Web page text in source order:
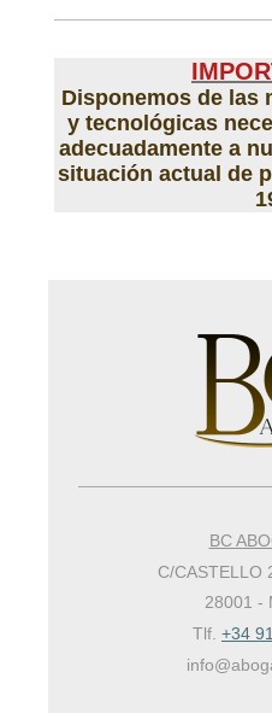
Disponemos de las
y tecnológicas
adecuadamente a
situación actual de
BC
C/CASTELLO
28001 -
Tlf. +34